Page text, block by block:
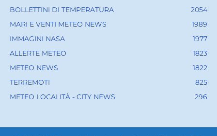
BOLLETTINI DI TEMPERATURA
2054
MARI E VENTI METEO NEWS
1989
IMMAGINI NASA
1977
ALLERTE METEO
1823
METEO NEWS
1822
TERREMOTI
825
METEO LOCALITÀ - CITY NEWS
296